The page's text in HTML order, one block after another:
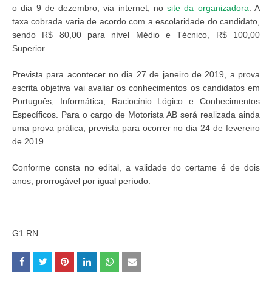
o dia 9 de dezembro, via internet, nosite da organizadora. A
taxa cobrada varia de acordo com a escolaridade do candidato,
sendo R$ 80,00 para nível Médio e Técnico, R$ 100,00
Superior.
Prevista para acontecer no dia 27 de janeiro de 2019, a prova
escrita objetiva vai avaliar os conhecimentos os candidatos em
Português, Informática, Raciocínio Lógico e Conhecimentos
Específicos. Para o cargo de Motorista AB será realizada ainda
uma prova prática, prevista para ocorrer no dia 24 de fevereiro
de 2019.
Conforme consta no edital, a validade do certame é de dois
anos, prorrogável por igual período.
G1 RN